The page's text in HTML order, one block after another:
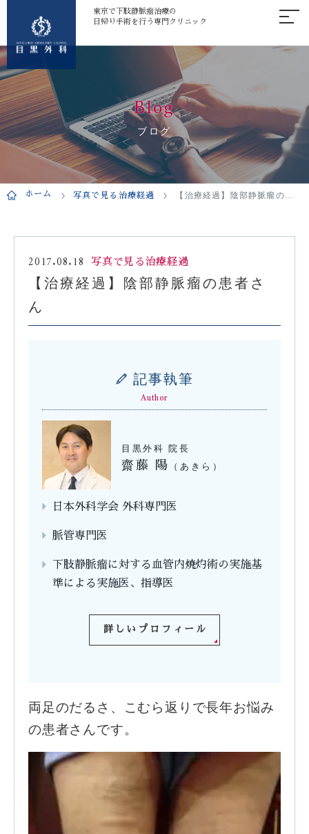
東京で下肢静脈瘤治療の
日帰り手術を行う専門クリニック
Blog
ブログ
ホーム 写真で見る治療経過 【治療経過】陰部静脈瘤の患者さん
2017.08.18 写真で見る治療経過
【治療経過】陰部静脈瘤の患者さ
ん
記事執筆
Author
目黒外科 院長
齋藤 陽 （あきら）
日本外科学会 外科専門医
脈管専門医
下肢静脈瘤に対する血管内焼灼術の実施基
準による実施医、指導医
詳しいプロフィール
両足のだるさ、こむら返りで長年お悩み
の患者さんです。